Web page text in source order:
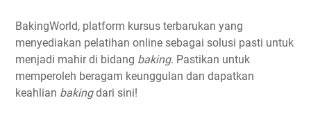
BakingWorld, platform kursus terbarukan yang
menyediakan pelatihan online sebagai solusi pasti untuk
menjadi mahir di bidang baking. Pastikan untuk
memperoleh beragam keunggulan dan dapatkan
keahlian bakingdari sini!